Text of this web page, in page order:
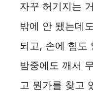
자꾸 허기지는
밖에 안 됐는데
되고, 손에 힘도
밤중에도 깨서
고 뭔가를 찾고